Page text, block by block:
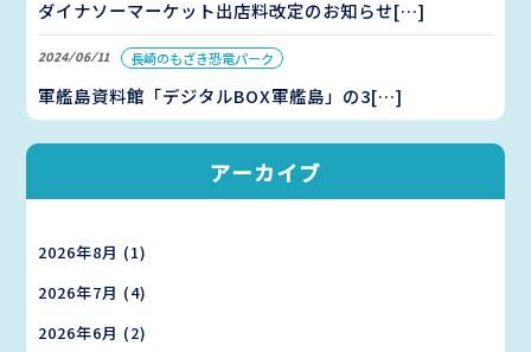
ダイナソーマーケット出店料改定のお知らせ[…]
2024/06/11 長崎のもざき恐竜パーク
軍艦島資料館「デジタルBOX軍艦島」の3[…]
アーカイブ
2026年8月 (1)
2026年7月 (4)
2026年6月 (2)